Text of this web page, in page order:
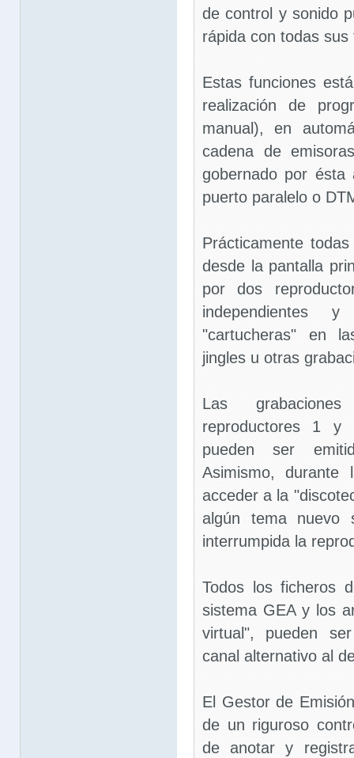
de control y sonido
rápida con todas sus
Estas funciones
realización de
manual), en
cadena de
gobernado por
puerto paralelo o
Prácticamente
desde la pantalla
por dos
"cartucheras" en
jingles u otras
Las
reproductores 1
pueden ser
Asimismo, durante
acceder a la
algún tema
interrumpida la
Todos los ficheros
sistema GEA y los
virtual", pueden
canal alternativo al
El Gestor de
de un riguroso
de anotar y